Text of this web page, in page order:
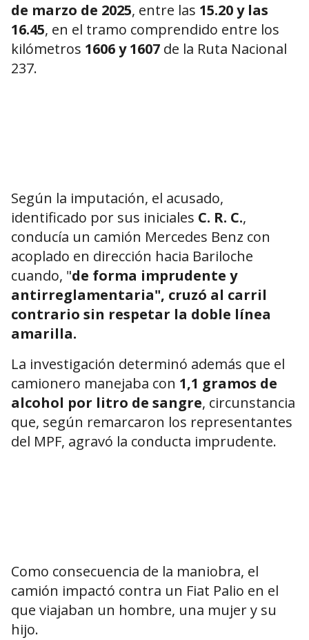
de marzo de 2025, entre las 15.20 y las
16.45, en el tramo comprendido entre los
kilómetros 1606 y 1607 de la Ruta Nacional
237.
Según la imputación, el acusado,
identificado por sus iniciales C. R. C.,
conducía un camión Mercedes Benz con
acoplado en dirección hacia Bariloche
cuando, "de forma imprudente y
antirreglamentaria", cruzó al carril
contrario sin respetar la doble línea
amarilla.
La investigación determinó además que el
camionero manejaba con 1,1 gramos de
alcohol por litro de sangre, circunstancia
que, según remarcaron los representantes
del MPF, agravó la conducta imprudente.
Como consecuencia de la maniobra, el
camión impactó contra un Fiat Palio en el
que viajaban un hombre, una mujer y su
hijo.